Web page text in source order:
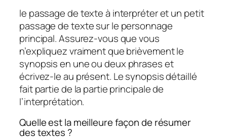
le passage de texte à interpréter et un petit
passage de texte sur le personnage
principal. Assurez-vous que vous
n’expliquez vraiment que brièvement le
synopsis en une ou deux phrases et
écrivez-le au présent. Le synopsis détaillé
fait partie de la partie principale de
l’interprétation.
Quelle est la meilleure façon de résumer
des textes ?